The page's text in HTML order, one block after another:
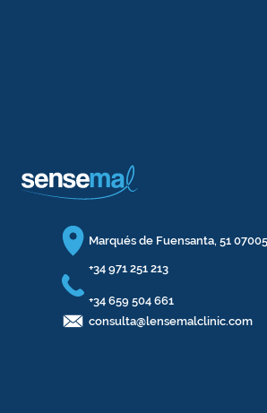
Marqués de Fuensanta, 51
+34 971 251 213
+34 659 504 661
consulta@lensemalclinic.com